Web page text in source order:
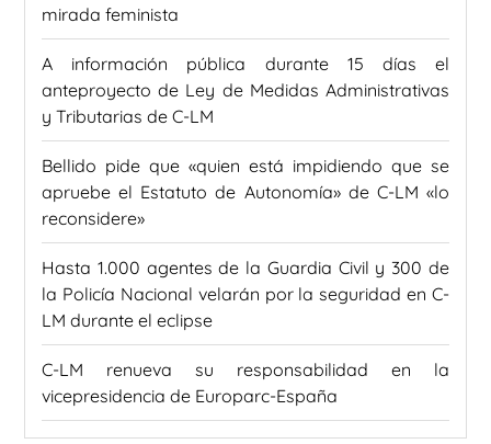
mirada feminista
A información pública durante 15 días el
anteproyecto de Ley de Medidas Administrativas
y Tributarias de C-LM
Bellido pide que «quien está impidiendo que se
apruebe el Estatuto de Autonomía» de C-LM «lo
reconsidere»
Hasta 1.000 agentes de la Guardia Civil y 300 de
la Policía Nacional velarán por la seguridad en C-
LM durante el eclipse
C-LM renueva su responsabilidad en la
vicepresidencia de Europarc-España